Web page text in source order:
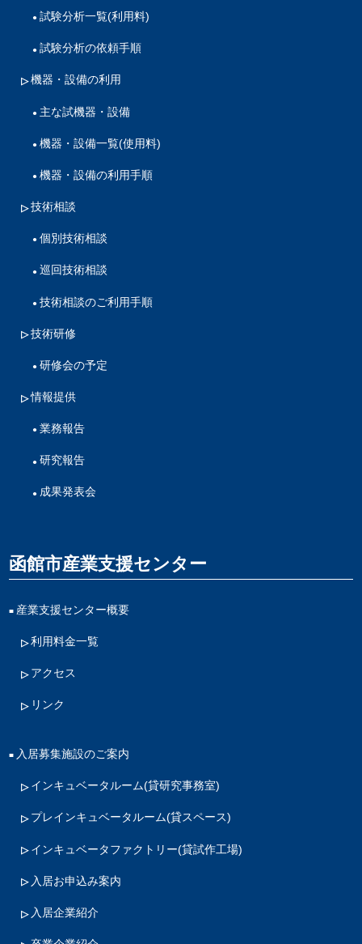
試験分析一覧(利用料)
試験分析の依頼手順
機器・設備の利用
主な試機器・設備
機器・設備一覧(使用料)
機器・設備の利用手順
技術相談
個別技術相談
巡回技術相談
技術相談のご利用手順
技術研修
研修会の予定
情報提供
業務報告
研究報告
成果発表会
函館市産業支援センター
産業支援センター概要
利用料金一覧
アクセス
リンク
入居募集施設のご案内
インキュベータルーム(貸研究事務室)
プレインキュベータルーム(貸スペース)
インキュベータファクトリー(貸試作工場)
入居お申込み案内
入居企業紹介